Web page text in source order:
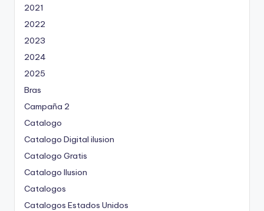
2021
2022
2023
2024
2025
Bras
Campaña 2
Catalogo
Catalogo Digital ilusion
Catalogo Gratis
Catalogo Ilusion
Catalogos
Catalogos Estados Unidos